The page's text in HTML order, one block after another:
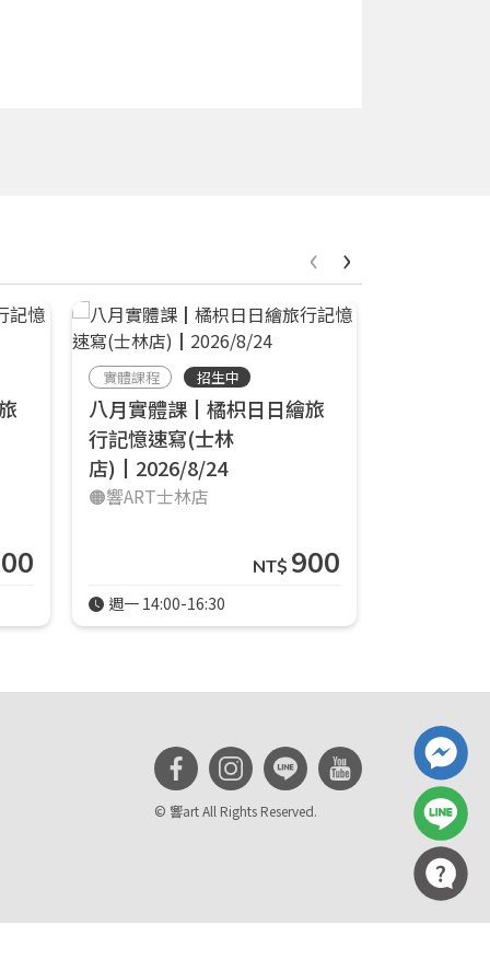
實體課程 招生中
八月實體課┃橘枳日日繪旅
行記憶速寫(士林
店)┃2026/8/24
🟠響ART士林店
NT$ 900
週一 14:00-16:30
‹ ›
© 響art All Rights Reserved.